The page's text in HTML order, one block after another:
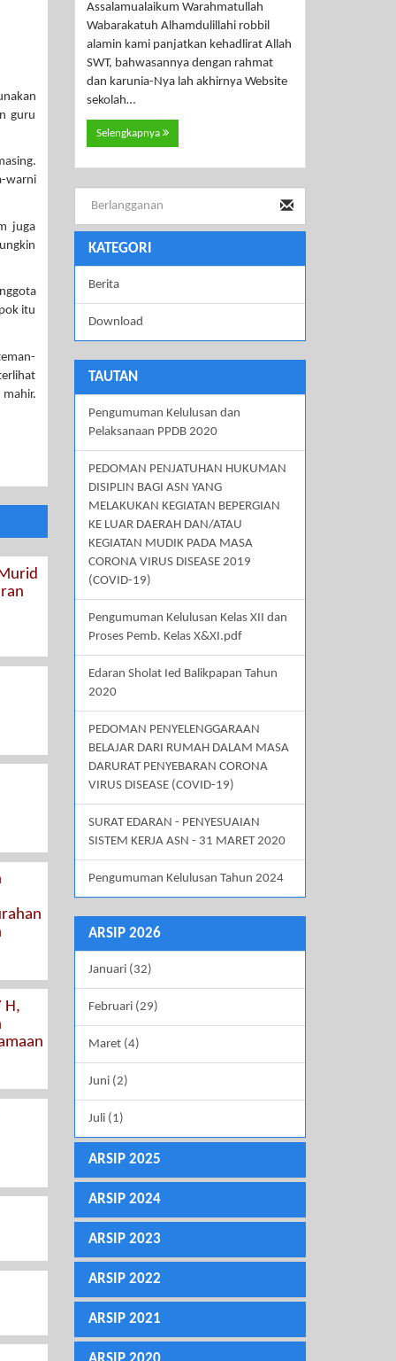
guru
warni
juga
itu
mahir.
H,
Assalamualaikum Warahmatullah
Wabarakatuh Alhamdulillahi robbil
alamin kami panjatkan kehadlirat Allah
SWT, bahwasannya dengan rahmat
dan karunia-Nya lah akhirnya Website
sekolah…
Selengkapnya
KATEGORI
Berita
Download
TAUTAN
Pengumuman Kelulusan dan
Pelaksanaan PPDB 2020
PEDOMAN PENJATUHAN HUKUMAN
DISIPLIN BAGI ASN YANG
MELAKUKAN KEGIATAN BEPERGIAN
KE LUAR DAERAH DAN/ATAU
KEGIATAN MUDIK PADA MASA
CORONA VIRUS DISEASE 2019
(COVID-19)
Pengumuman Kelulusan Kelas XII dan
Proses Pemb. Kelas X&XI.pdf
Edaran Sholat Ied Balikpapan Tahun
2020
PEDOMAN PENYELENGGARAAN
BELAJAR DARI RUMAH DALAM MASA
DARURAT PENYEBARAN CORONA
VIRUS DISEASE (COVID-19)
SURAT EDARAN - PENYESUAIAN
SISTEM KERJA ASN - 31 MARET 2020
Pengumuman Kelulusan Tahun 2024
ARSIP 2026
Januari (32)
Februari (29)
Maret (4)
Juni (2)
Juli (1)
ARSIP 2025
ARSIP 2024
ARSIP 2023
ARSIP 2022
ARSIP 2021